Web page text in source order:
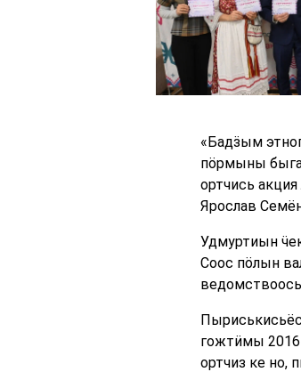
«Бадӟым
пӧрмыны
ортчись
Ярослав
Удмуртиын
Соос пӧлын
гожтӥмы
ортчиз ке но,